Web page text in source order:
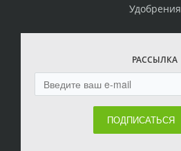
Удобрения
РАССЫЛКА
ПОДПИСАТЬСЯ